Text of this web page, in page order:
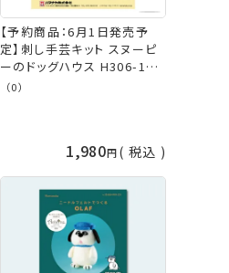
【予約商品：6月1日発売予
定】刺し手芸キット スヌーピ
ーのドッグハウス H306-190
SNOOPY スヌーピー
（0）
1,980 税込